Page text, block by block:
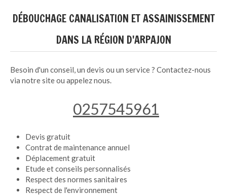
DÉBOUCHAGE CANALISATION ET ASSAINISSEMENT
DANS LA RÉGION D'ARPAJON
Besoin d'un conseil, un devis ou un service ? Contactez-nous
via notre site ou appelez nous.
0257545961
Devis gratuit
Contrat de maintenance annuel
Déplacement gratuit
Etude et conseils personnalisés
Respect des normes sanitaires
Respect de l'environnement